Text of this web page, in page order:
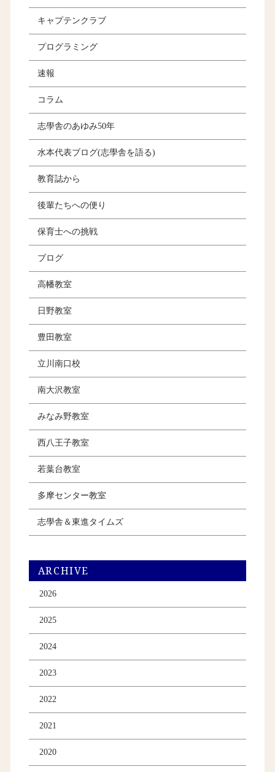
キャプテンクラブ
プログラミング
速報
コラム
志學舎のあゆみ50年
水本代表ブログ(志學舎を語る)
教育誌から
後輩たちへの便り
保育士への挑戦
ブログ
高幡教室
日野教室
豊田教室
立川南口校
南大沢教室
みなみ野教室
西八王子教室
若葉台教室
多摩センター教室
志學舎＆東進タイムズ
ARCHIVE
2026
2025
2024
2023
2022
2021
2020